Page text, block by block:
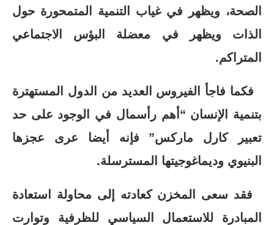
الصحة، ويظهر في غياب التنمية المتمحورة حول
الذات ويظهر في معضلة البؤس الاجتماعي
المتراكم.
فكما فاجأ الفيروس العديد من الدول المستهترة
بتنمية الإنسان “أهم رأسمال في الوجود على حد
تعبير كارل ماركس” فإنه أيضا عرى عجزها
البنيوي وديماغوجيتها المسترسلة.
فقد سعى المخزن كعادته إلى محاولة استعادة
المبادرة للاستعمال السياسي للظرفية وتوارت